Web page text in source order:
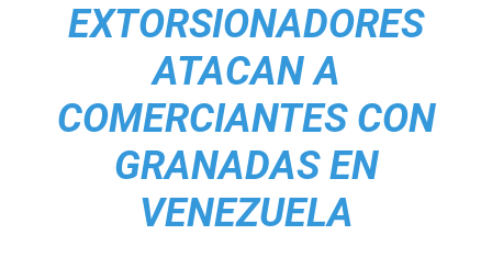
EXTORSIONADORES
ATACAN A
COMERCIANTES CON
GRANADAS EN
VENEZUELA